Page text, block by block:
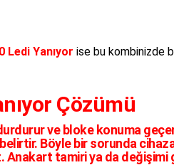
Ledi Yanıyor ise bu kombinizde
Çözümü
ve bloke konuma
Böyle bir sorunda
Anakart tamiri ya da